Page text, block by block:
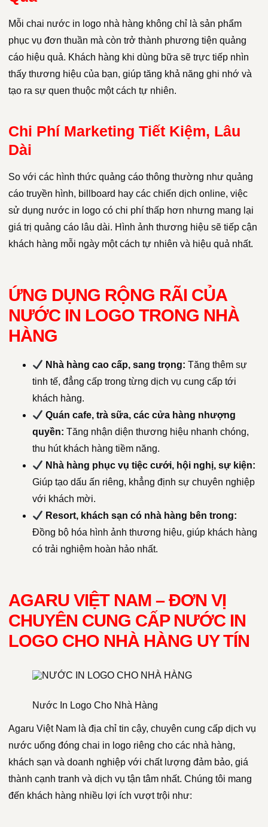
Mỗi chai nước in logo nhà hàng không chỉ là sản phẩm
phục vụ đơn thuần mà còn trở thành phương tiện quảng
cáo hiệu quả. Khách hàng khi dùng bữa sẽ trực tiếp nhìn
thấy thương hiệu của bạn, giúp tăng khả năng ghi nhớ và
tạo ra sự quen thuộc một cách tự nhiên.
Chi Phí Marketing Tiết Kiệm, Lâu
Dài
So với các hình thức quảng cáo thông thường như quảng
cáo truyền hình, billboard hay các chiến dịch online, việc
sử dụng nước in logo có chi phí thấp hơn nhưng mang lại
giá trị quảng cáo lâu dài. Hình ảnh thương hiệu sẽ tiếp cận
khách hàng mỗi ngày một cách tự nhiên và hiệu quả nhất.
ỨNG DỤNG RỘNG RÃI CỦA
NƯỚC IN LOGO TRONG NHÀ
HÀNG
Nhà hàng cao cấp, sang trọng: Tăng thêm sự
tinh tế, đẳng cấp trong từng dịch vụ cung cấp tới
khách hàng.
Quán cafe, trà sữa, các cửa hàng nhượng
quyền: Tăng nhận diện thương hiệu nhanh chóng,
thu hút khách hàng tiềm năng.
Nhà hàng phục vụ tiệc cưới, hội nghị, sự kiện:
Giúp tạo dấu ấn riêng, khẳng định sự chuyên nghiệp
với khách mời.
Resort, khách sạn có nhà hàng bên trong:
Đồng bộ hóa hình ảnh thương hiệu, giúp khách hàng
có trải nghiệm hoàn hảo nhất.
AGARU VIỆT NAM – ĐƠN VỊ
CHUYÊN CUNG CẤP NƯỚC IN
LOGO CHO NHÀ HÀNG UY TÍN
Nước In Logo Cho Nhà Hàng
Agaru Việt Nam là địa chỉ tin cậy, chuyên cung cấp dịch vụ
nước uống đóng chai in logo riêng cho các nhà hàng,
khách sạn và doanh nghiệp với chất lượng đảm bảo, giá
thành cạnh tranh và dịch vụ tận tâm nhất. Chúng tôi mang
đến khách hàng nhiều lợi ích vượt trội như: